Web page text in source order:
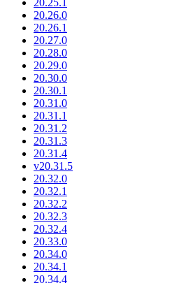
20.26.0
20.26.1
20.27.0
20.28.0
20.29.0
20.30.0
20.30.1
20.31.0
20.31.1
20.31.2
20.31.3
20.31.4
v20.31.5
20.32.0
20.32.1
20.32.2
20.32.3
20.32.4
20.33.0
20.34.0
20.34.1
20.34.4